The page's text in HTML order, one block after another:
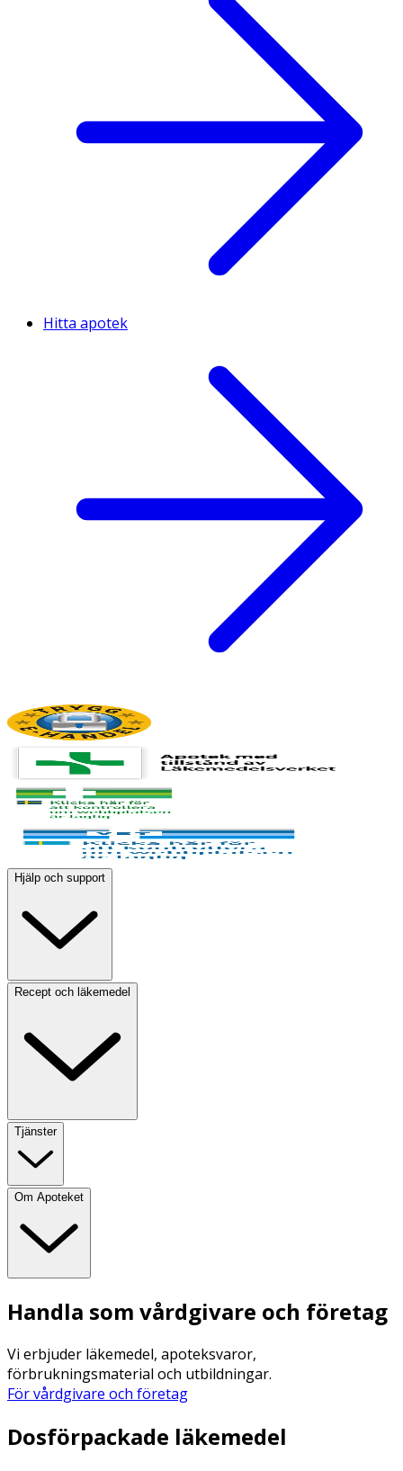
Hitta apotek
Hjälp och support
Recept och läkemedel
Tjänster
Om Apoteket
Handla som vårdgivare och företag
Vi erbjuder läkemedel, apoteksvaror,
förbrukningsmaterial och utbildningar.
För vårdgivare och företag
Dosförpackade läkemedel